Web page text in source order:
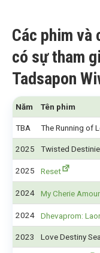
Các phim và
có sự tham
Tadsapon
Năm Tên phim
TBA The Running of
2025 Twisted
2025 Reset
2024 My Cherie Amour
2024 Dhevaprom:
2023 Love Destiny